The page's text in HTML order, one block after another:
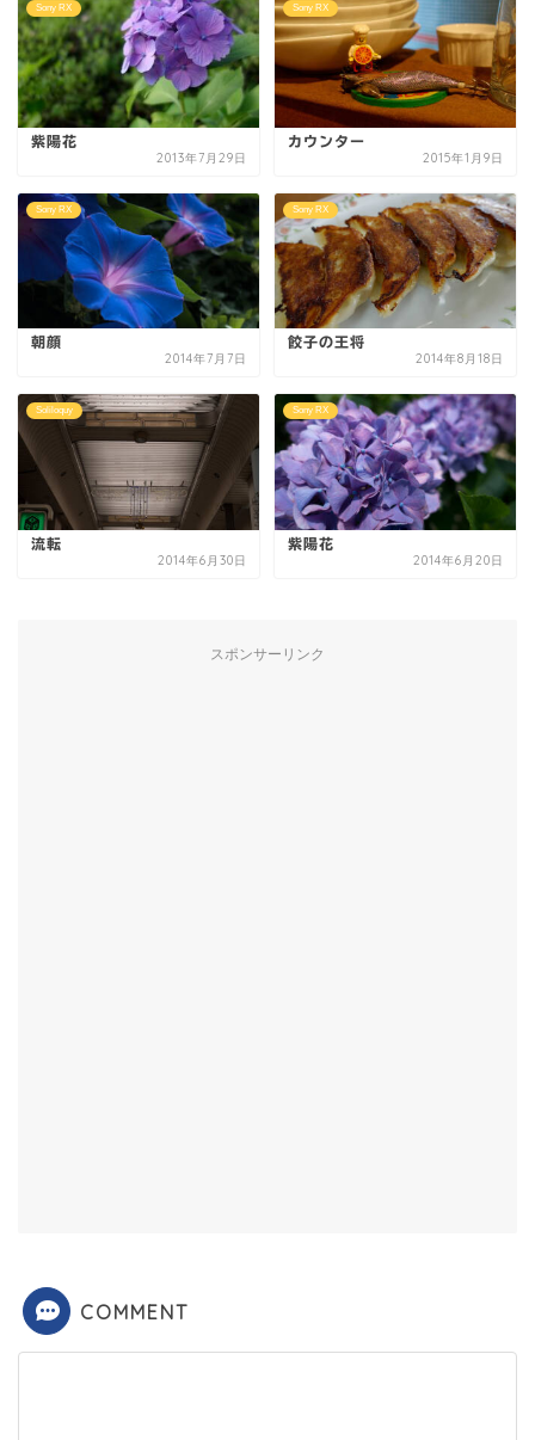
Sony RX
紫陽花
2013年7月29日
Sony RX
カウンター
2015年1月9日
Sony RX
朝顔
2014年7月7日
Sony RX
餃子の王将
2014年8月18日
Soliloquy
流転
2014年6月30日
Sony RX
紫陽花
2014年6月20日
スポンサーリンク
COMMENT